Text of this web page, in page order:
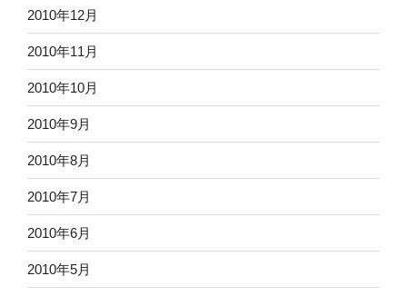
2010年12月
2010年11月
2010年10月
2010年9月
2010年8月
2010年7月
2010年6月
2010年5月